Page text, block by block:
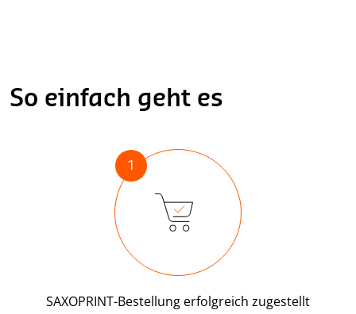
So einfach geht es
1
SAXOPRINT-Bestellung erfolgreich zugestellt